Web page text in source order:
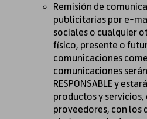
Remisión de
publicitarias por e-
sociales o cualquier
físico, presente o
comunicaciones
comunicaciones
RESPONSABLE y
productos y
proveedores, con los